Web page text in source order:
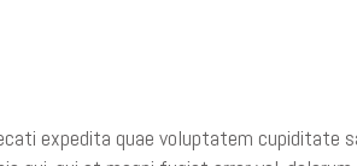
expedita quae voluptatem cupiditate